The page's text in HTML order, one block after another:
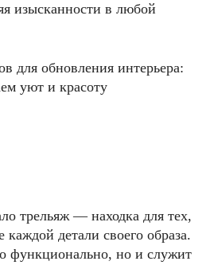
изысканности в любой
трельяж — находка для тех,
каждой детали своего образа.
функционально, но и служит